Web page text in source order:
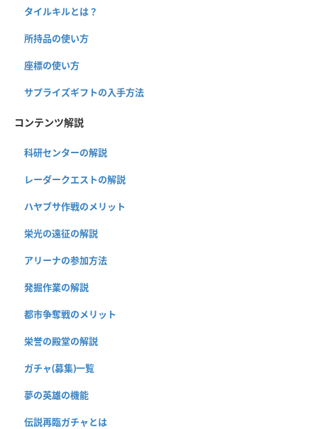
タイルキルとは？
所持品の使い方
座標の使い方
サプライズギフトの入手方法
コンテンツ解説
科研センターの解説
レーダークエストの解説
ハヤブサ作戦のメリット
栄光の遠征の解説
アリーナの参加方法
発掘作業の解説
都市争奪戦のメリット
栄誉の殿堂の解説
ガチャ(募集)一覧
夢の英雄の機能
伝説再臨ガチャとは